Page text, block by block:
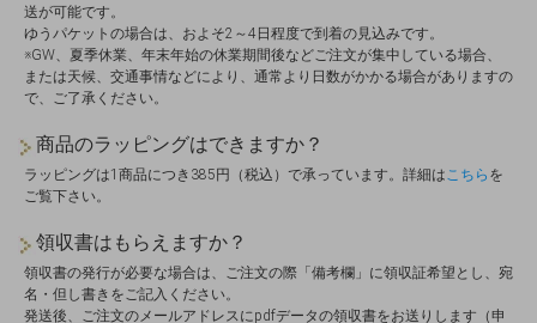
送が可能です。
ゆうパケットの場合は、およそ2～4日程度で到着の見込みです。
※GW、夏季休業、年末年始の休業期間後などご注文が集中している場合、
または天候、交通事情などにより、通常より日数がかかる場合がありますの
で、ご了承ください。
商品のラッピングはできますか？
ラッピングは1商品につき385円（税込）で承っています。詳細は こちら を
ご覧下さい。
領収書はもらえますか？
領収書の発行が必要な場合は、ご注文の際「備考欄」に領収証希望とし、宛
名・但し書きをご記入ください。
発送後、ご注文のメールアドレスにpdfデータの領収書をお送りします（申